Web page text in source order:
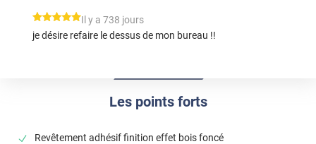
Les points forts
Revêtement adhésif finition effet bois foncé
*****
Il y a 738 jours
je désire refaire le dessus de mon bureau !!